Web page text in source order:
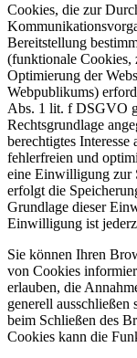
Cookies, die zur
Bereitstellung
(funktionale
Optimierung der
Webpublikums)
Abs. 1 lit. f DSGVO
Rechtsgrundlage
berechtigtes
fehlerfreien und
eine Einwilligung zur
erfolgt die
Grundlage dieser
Einwilligung ist
Sie können Ihren
von Cookies
erlauben, die
generell ausschließen
beim Schließen des
Cookies kann die